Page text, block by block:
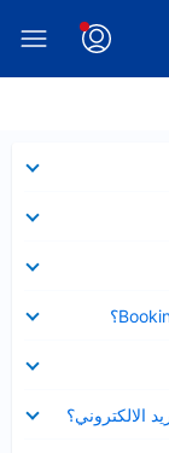
الالكتروني؟